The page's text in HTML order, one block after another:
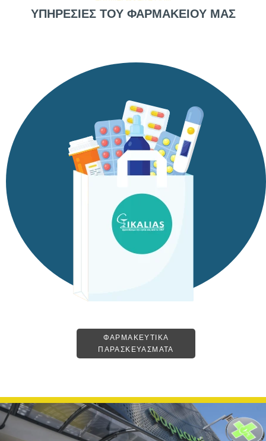
ΥΠΗΡΕΣΙΕΣ ΤΟΥ ΦΑΡΜΑΚΕΙΟΥ ΜΑΣ
ΦΑΡΜΑΚΕΥΤΙΚΑ
ΠΑΡΑΣΚΕΥΑΣΜΑΤΑ